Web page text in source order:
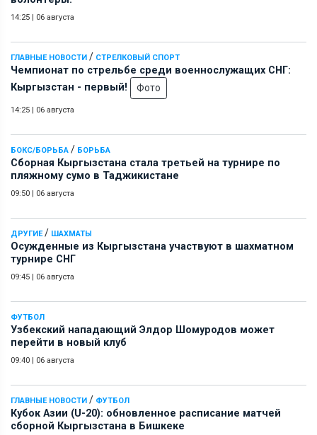
14:25 06 августа
ГЛАВНЫЕ НОВОСТИ / СТРЕЛКОВЫЙ СПОРТ
Чемпионат по стрельбе среди военнослужащих СНГ:
Кыргызстан - первый!
Фото
14:25 06 августа
БОКС/БОРЬБА / БОРЬБА
Сборная Кыргызстана стала третьей на турнире по
пляжному сумо в Таджикистане
09:50 06 августа
ДРУГИЕ/ ШАХМАТЫ
Осужденные из Кыргызстана участвуют в шахматном
турнире СНГ
09:45 06 августа
ФУТБОЛ
Узбекский нападающий Элдор Шомуродов может
перейти в новый клуб
09:40 06 августа
ГЛАВНЫЕ НОВОСТИ / ФУТБОЛ
Кубок Азии (U-20): обновленное расписание матчей
сборной Кыргызстана в Бишкеке